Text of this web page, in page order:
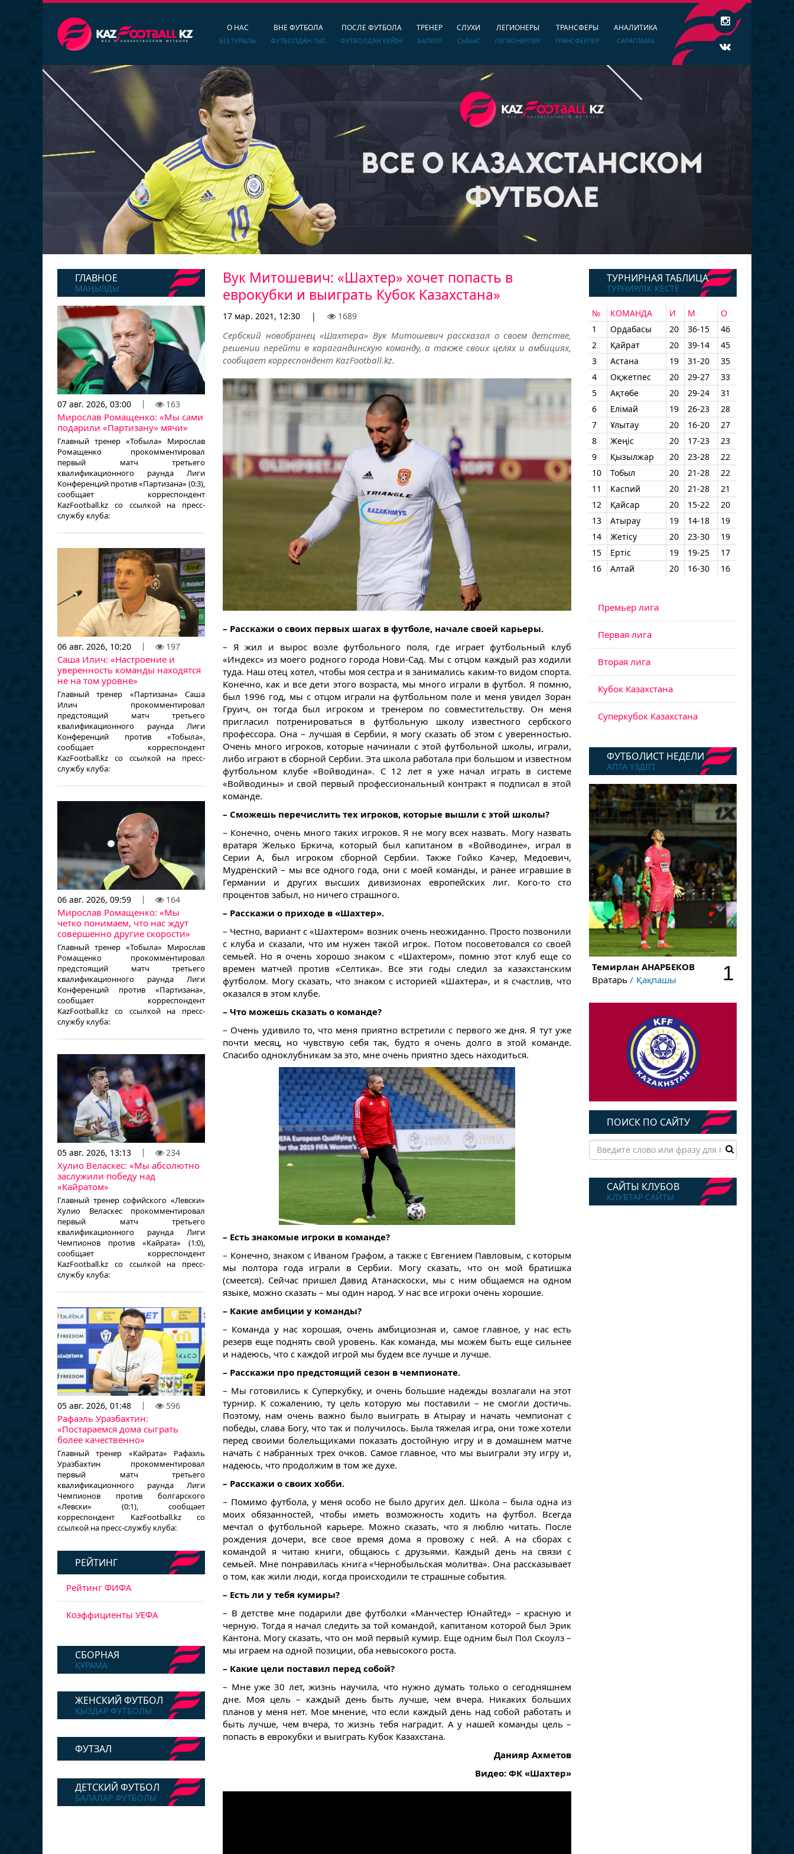
О НАС
БІЗ ТУРАЛЫ
ВНЕ ФУТБОЛА
ФУТБОЛДАН ТЫС
ПОСЛЕ ФУТБОЛА
ФУТБОЛДАН КЕЙІН
ТРЕНЕР
БАПКЕР
СЛУХИ
СЫБЫС
ЛЕГИОНЕРЫ
ЛЕГИОНЕРЛЕР
ТРАНСФЕРЫ
ТРАНСФЕРЛЕР
АНАЛИТИКА
САРАПТАМА
ГЛАВНОЕ
МАҢЫЗДЫ
07 авг. 2026, 03:00 163
Мирослав Ромащенко: «Мы сами
подарили «Партизану» мячи»
Главный тренер «Тобыла» Мирослав
Ромащенко прокомментировал
первый матч третьего
квалификационного раунда Лиги
Конференций против «Партизана» (0:3),
сообщает корреспондент
KazFootball.kz со ссылкой на пресс-
службу клуба:
06 авг. 2026, 10:20 197
Саша Илич: «Настроение и
уверенность команды находятся
не на том уровне»
Главный тренер «Партизана» Саша
Илич прокомментировал
предстоящий матч третьего
квалификационного раунда Лиги
Конференций против «Тобыла»,
сообщает корреспондент
KazFootball.kz со ссылкой на пресс-
службу клуба:
06 авг. 2026, 09:59 164
Мирослав Ромащенко: «Мы
четко понимаем, что нас ждут
совершенно другие скорости»
Главный тренер «Тобыла» Мирослав
Ромащенко прокомментировал
предстоящий матч третьего
квалификационного раунда Лиги
Конференций против «Партизана»,
сообщает корреспондент
KazFootball.kz со ссылкой на пресс-
службу клуба:
05 авг. 2026, 13:13 234
Хулио Веласкес: «Мы абсолютно
заслужили победу над
«Кайратом»
Главный тренер софийского «Левски»
Хулио Веласкес прокомментировал
первый матч третьего
квалификационного раунда Лиги
Чемпионов против «Кайрата» (1:0),
сообщает корреспондент
KazFootball.kz со ссылкой на пресс-
службу клуба:
05 авг. 2026, 01:48 596
Рафаэль Уразбахтин:
«Постараемся дома сыграть
более качественно»
Главный тренер «Кайрата» Рафаэль
Уразбахтин прокомментировал
первый матч третьего
квалификационного раунда Лиги
Чемпионов против болгарского
«Левски» (0:1), сообщает
корреспондент KazFootball.kz со
ссылкой на пресс-службу клуба:
РЕЙТИНГ
Рейтинг ФИФА
Коэффициенты УЕФА
СБОРНАЯ
ҚҰРАМА
ЖЕНСКИЙ ФУТБОЛ
ҚЫЗДАР ФУТБОЛЫ
ФУТЗАЛ
ДЕТСКИЙ ФУТБОЛ
БАЛАЛАР ФУТБОЛЫ
Вук Митошевич: «Шахтер» хочет попасть в
еврокубки и выиграть Кубок Казахстана»
17 мар. 2021, 12:30 | 1689
Сербский новобранец «Шахтера» Вук Митошевич рассказал о своем детстве,
решении перейти в карагандинскую команду, а также своих целях и амбициях,
сообщает корреспондент KazFootball.kz.
– Расскажи о своих первых шагах в футболе, начале своей карьеры.
– Я жил и вырос возле футбольного поля, где играет футбольный клуб
«Индекс» из моего родного города Нови-Сад. Мы с отцом каждый раз ходили
туда. Наш отец хотел, чтобы моя сестра и я занимались каким-то видом спорта.
Конечно, как и все дети этого возраста, мы много играли в футбол. Я помню,
был 1996 год, мы с отцом играли на футбольном поле и меня увидел Зоран
Груич, он тогда был игроком и тренером по совместительству. Он меня
пригласил потренироваться в футбольную школу известного сербского
профессора. Она – лучшая в Сербии, я могу сказать об этом с уверенностью.
Очень много игроков, которые начинали с этой футбольной школы, играли,
либо играют в сборной Сербии. Эта школа работала при большом и известном
футбольном клубе «Войводина». С 12 лет я уже начал играть в системе
«Войводины» и свой первый профессиональный контракт я подписал в этой
команде.
– Сможешь перечислить тех игроков, которые вышли с этой школы?
– Конечно, очень много таких игроков. Я не могу всех назвать. Могу назвать
вратаря Желько Бркича, который был капитаном в «Войводине», играл в
Серии А, был игроком сборной Сербии. Также Гойко Качер, Медоевич,
Мудренский – мы все одного года, они с моей команды, и ранее игравшие в
Германии и других высших дивизионах европейских лиг. Кого-то сто
процентов забыл, но ничего страшного.
– Расскажи о приходе в «Шахтер».
– Честно, вариант с «Шахтером» возник очень неожиданно. Просто позвонили
с клуба и сказали, что им нужен такой игрок. Потом посоветовался со своей
семьей. Но я очень хорошо знаком с «Шахтером», помню этот клуб еще со
времен матчей против «Селтика». Все эти годы следил за казахстанским
футболом. Могу сказать, что знаком с историей «Шахтера», и я счастлив, что
оказался в этом клубе.
– Что можешь сказать о команде?
– Очень удивило то, что меня приятно встретили с первого же дня. Я тут уже
почти месяц, но чувствую себя так, будто я очень долго в этой команде.
Спасибо одноклубникам за это, мне очень приятно здесь находиться.
– Есть знакомые игроки в команде?
– Конечно, знаком с Иваном Графом, а также с Евгением Павловым, с которым
мы полтора года играли в Сербии. Могу сказать, что он мой братишка
(смеется). Сейчас пришел Давид Атанаскоски, мы с ним общаемся на одном
языке, можно сказать – мы один народ. У нас все игроки очень хорошие.
– Какие амбиции у команды?
– Команда у нас хорошая, очень амбициозная и, самое главное, у нас есть
резерв еще поднять свой уровень. Как команда, мы можем быть еще сильнее
и надеюсь, что с каждой игрой мы будем все лучше и лучше.
– Расскажи про предстоящий сезон в чемпионате.
– Мы готовились к Суперкубку, и очень большие надежды возлагали на этот
турнир. К сожалению, ту цель которую мы поставили – не смогли достичь.
Поэтому, нам очень важно было выиграть в Атырау и начать чемпионат с
победы, слава Богу, что так и получилось. Была тяжелая игра, они тоже хотели
перед своими болельщиками показать достойную игру и в домашнем матче
начать с набранных трех очков. Самое главное, что мы выиграли эту игру и,
надеюсь, что продолжим в том же духе.
– Расскажи о своих хобби.
– Помимо футбола, у меня особо не было других дел. Школа – была одна из
моих обязанностей, чтобы иметь возможность ходить на футбол. Всегда
мечтал о футбольной карьере. Можно сказать, что я люблю читать. После
рождения дочери, все свое время дома я провожу с ней. А на сборах с
командой я читаю книги, общаюсь с друзьями. Каждый день на связи с
семьей. Мне понравилась книга «Чернобыльская молитва». Она рассказывает
о том, как жили люди, когда происходили те страшные события.
– Есть ли у тебя кумиры?
– В детстве мне подарили две футболки «Манчестер Юнайтед» – красную и
черную. Тогда я начал следить за той командой, капитаном которой был Эрик
Кантона. Могу сказать, что он мой первый кумир. Еще одним был Пол Скоулз –
мы играем на одной позиции, оба невысокого роста.
– Какие цели поставил перед собой?
– Мне уже 30 лет, жизнь научила, что нужно думать только о сегодняшнем
дне. Моя цель – каждый день быть лучше, чем вчера. Никаких больших
планов у меня нет. Мое мнение, что если каждый день над собой работать и
быть лучше, чем вчера, то жизнь тебя наградит. А у нашей команды цель –
попасть в еврокубки и выиграть Кубок Казахстана.
Данияр Ахметов
Видео: ФК «Шахтер»
ТУРНИРНАЯ ТАБЛИЦА
ТУРНИРЛІК КЕСТЕ
№ КОМАНДА И М
О
1
Ордабасы 20 36-15
46
2
Қайрат 20 39-14
45
3
Астана 19 31-20
35
4
Оқжетпес 20 29-27
33
5
Ақтөбе 20 29-24
31
6
Елімай 19 26-23
28
7
Ұлытау 20 16-20
27
8
Жеңіс 20 17-23
23
9
Қызылжар 20 23-28
22
10
Тобыл 20 21-28
22
11
Каспий 20 21-28
21
12
Қайсар 20 15-22
20
13
Атырау 19 14-18
19
14
Жетісу 20 23-30
19
15
Ертіс 19 19-25
17
16
Алтай 20 16-30 16
Премьер лига
Первая лига
Вторая лига
Кубок Казахстана
Суперкубок Казахстана
ФУТБОЛИСТ НЕДЕЛИ
АПТА ҮЗДІГІ
Темирлан АНАРБЕКОВ
Вратарь
Қақпашы 1
ПОИСК ПО САЙТУ
САЙТЫ КЛУБОВ
КЛУБТАР САЙТЫ